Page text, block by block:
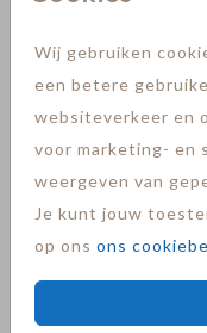
Wij gebruiken
een betere
websiteverkeer en
voor marketing- en
weergeven van
Je kunt jouw
op ons ons